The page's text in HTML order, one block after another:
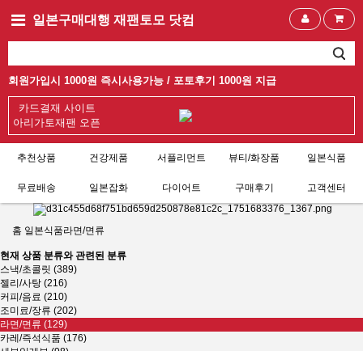
일본구매대행 재팬토모 닷컴
회원가입시 1000원 즉시사용가능 / 포토후기 1000원 지급
카드결재 사이트
아리가토재팬 오픈
추천상품 건강제품 서플리먼트 뷰티/화장품 일본식품
무료배송 일본잡화 다이어트 구매후기 고객센터
홈 일본식품라면/면류
현재 상품 분류와 관련된 분류
스낵/초콜릿 (389)
젤리/사탕 (216)
커피/음료 (210)
조미료/장류 (202)
라면/면류 (129)
카레/즉석식품 (176)